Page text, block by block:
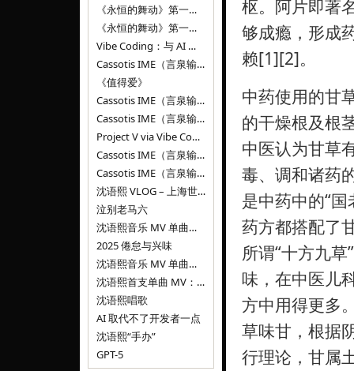
《永恒的舞动》第一百二十八章
《永恒的舞动》第一百二十七章
Vibe Coding：与 AI 并肩进步——言泉输入法 v0.4.1
Cassotis IME（言泉输入法）v0.3.1
《值得爱》
Cassotis IME（言泉输入法）v0.2.0
Cassotis IME（言泉输入法）v0.1.0
Project V via Vibe Coding
Cassotis IME（言泉输入法）阶段二
Cassotis IME（言泉输入法）
沈语熙 VLOG – 上海世博文化公园双子山
泣别老马六
沈语熙音乐 MV 单曲第三弹：代码与白T恤
2025 倦怠与兴味
沈语熙音乐 MV 单曲第二弹：优雅时间
沈语熙首支单曲 MV：告别的倒影
沈语熙唱歌
AI 取代不了开发者一点
沈语熙“手办”
GPT-5
枢。阿片即著
够成瘾，形成
赖[1][2]。
中药使用的甘
的干燥根及根
中医认为甘草
毒、调和诸药
是中药中的“
药方都搭配了
所谓“十方九
味，在中医儿
方中用得更多
草味甘，根据
行理论，甘属